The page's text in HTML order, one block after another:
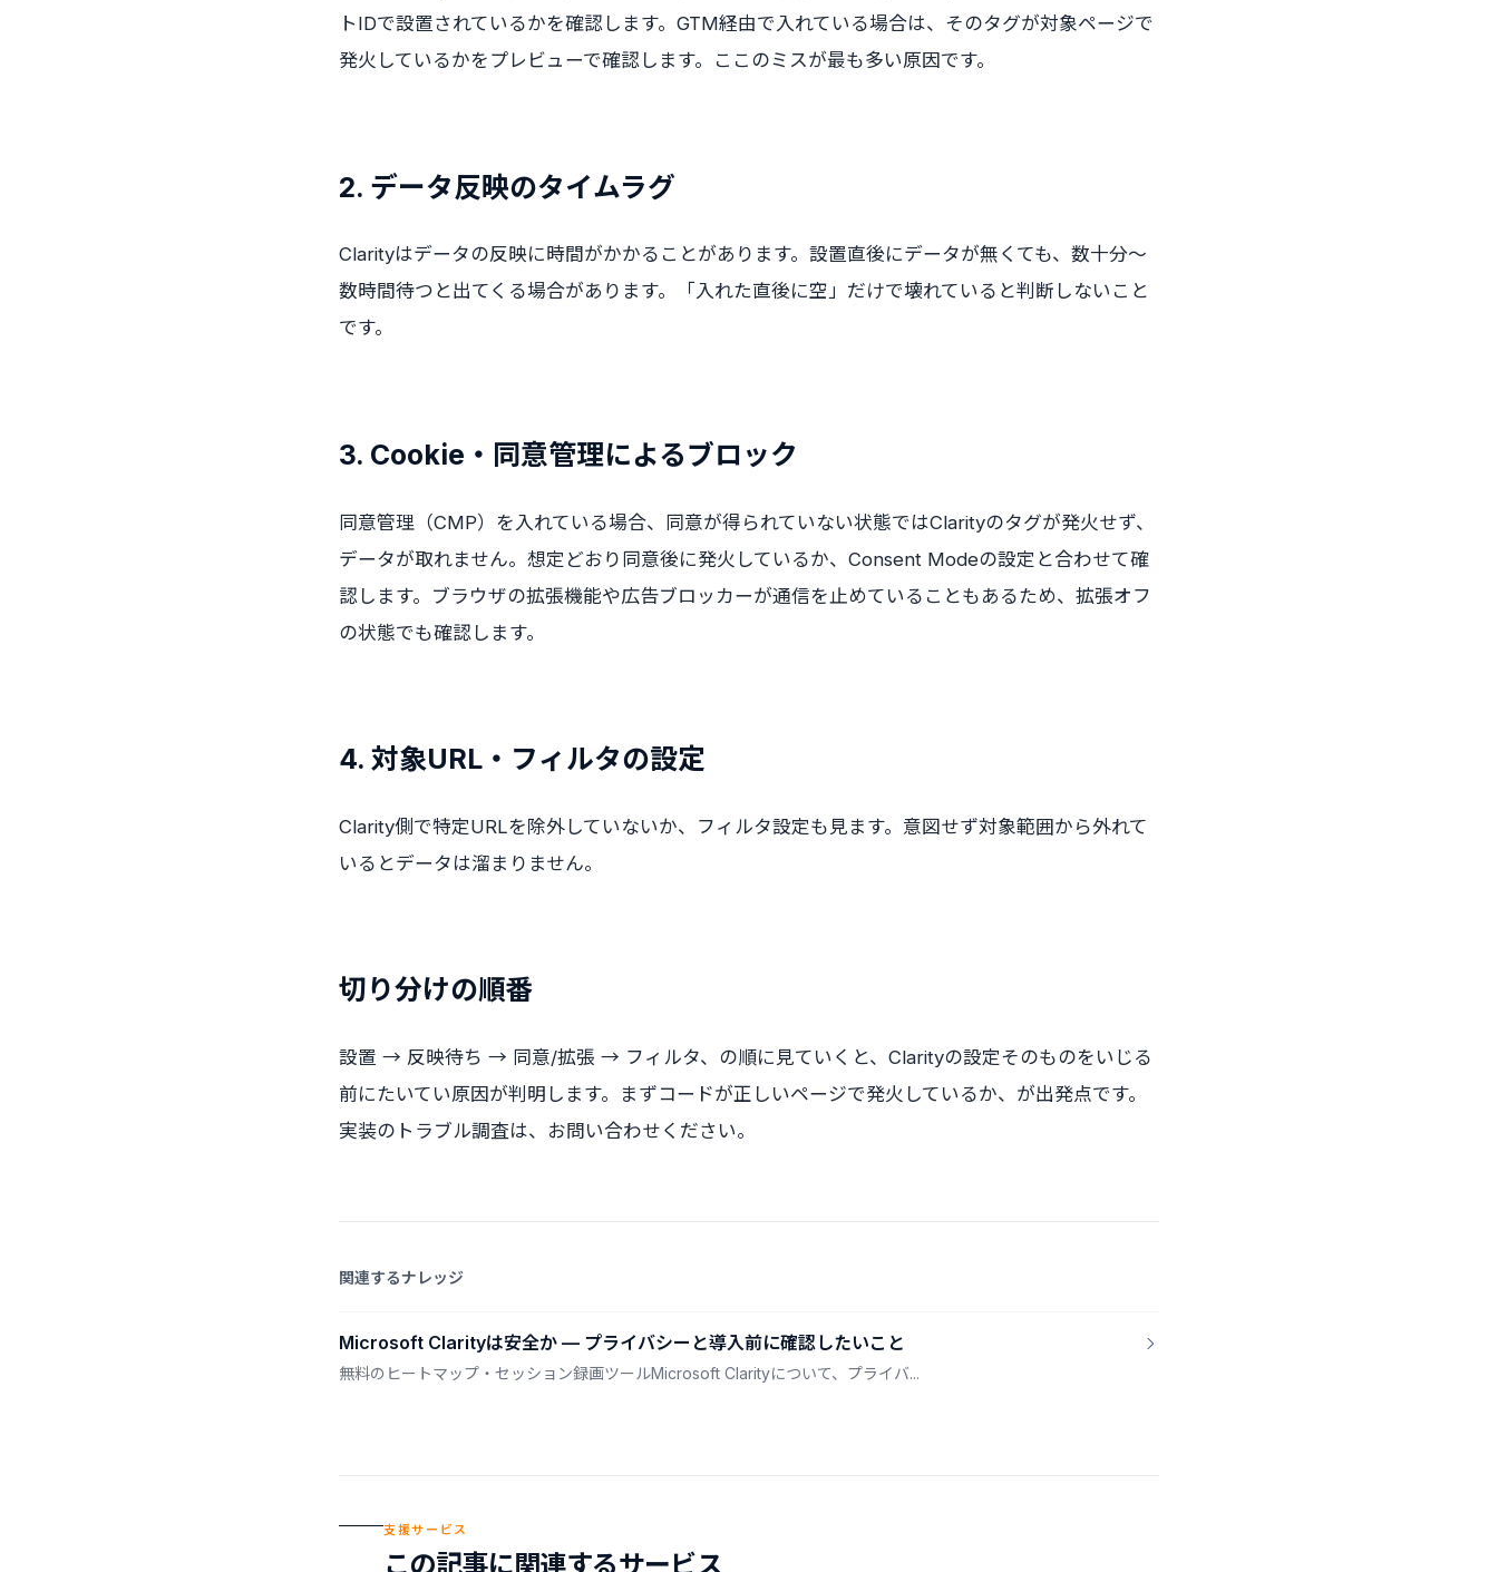
トIDで設置されているかを確認します。GTM経由で入れている場合は、そのタグが対象ページで
発火しているかをプレビューで確認します。ここのミスが最も多い原因です。
2. データ反映のタイムラグ
Clarityはデータの反映に時間がかかることがあります。設置直後にデータが無くても、数十分〜
数時間待つと出てくる場合があります。「入れた直後に空」だけで壊れていると判断しないこと
です。
3. Cookie・同意管理によるブロック
同意管理（CMP）を入れている場合、同意が得られていない状態ではClarityのタグが発火せず、
データが取れません。想定どおり同意後に発火しているか、Consent Modeの設定と合わせて確
認します。ブラウザの拡張機能や広告ブロッカーが通信を止めていることもあるため、拡張オフ
の状態でも確認します。
4. 対象URL・フィルタの設定
Clarity側で特定URLを除外していないか、フィルタ設定も見ます。意図せず対象範囲から外れて
いるとデータは溜まりません。
切り分けの順番
設置 → 反映待ち → 同意/拡張 → フィルタ、の順に見ていくと、Clarityの設定そのものをいじる
前にたいてい原因が判明します。まずコードが正しいページで発火しているか、が出発点です。
実装のトラブル調査は、お問い合わせください。
関連するナレッジ
Microsoft Clarityは安全か — プライバシーと導入前に確認したいこと
無料のヒートマップ・セッション録画ツールMicrosoft Clarityについて、プライバ...
支援サービス
この記事に関連するサービス